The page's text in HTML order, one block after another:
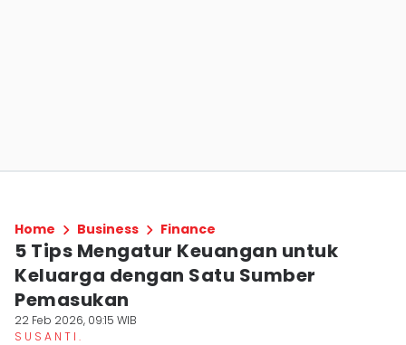
Home Business Finance
5 Tips Mengatur Keuangan untuk
Keluarga dengan Satu Sumber
Pemasukan
22 Feb 2026, 09:15 WIB
S U S A N T I .